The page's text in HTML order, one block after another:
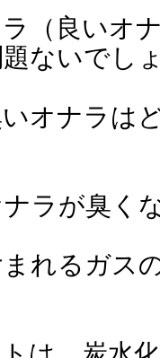
（良いオ
ないでし
オナラは
ラが臭く
れるガス